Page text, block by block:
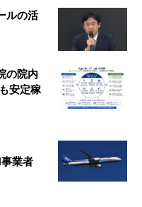
ルの活
の院内
安定稼
業者